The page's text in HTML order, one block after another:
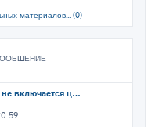
материалов... (0)
не включается ц…